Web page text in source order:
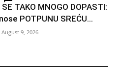
TAKO MNOGO DOPASTI:
POTPUNU SREĆU...
August 9, 2026